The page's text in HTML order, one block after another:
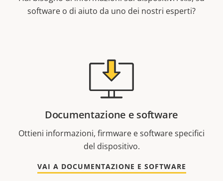
software o di aiuto da uno dei nostri esperti?
Documentazione e software
Ottieni informazioni, firmware e software specifici
del dispositivo.
VAI A DOCUMENTAZIONE E SOFTWARE